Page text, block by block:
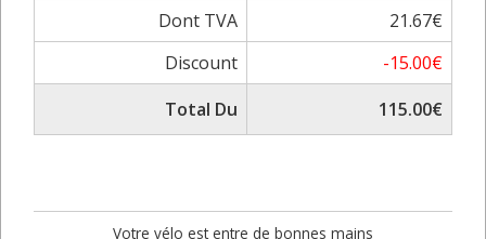
Dont TVA
21.67€
Discount
-15.00€
Total Du
115.00€
Votre vélo est entre de bonnes mains